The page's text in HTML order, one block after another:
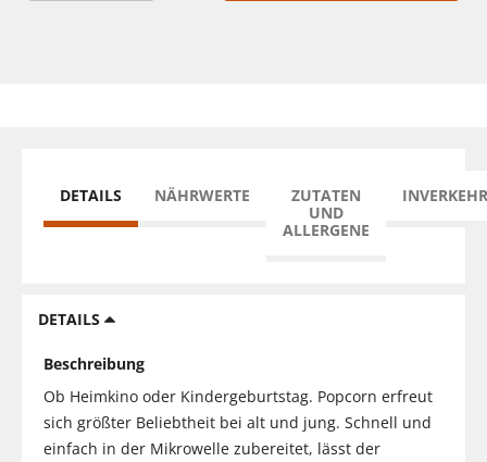
DETAILS NÄHRWERTE
ZUTATEN
UND
ALLERGENE
DETAILS
Beschreibung
Ob Heimkino oder Kindergeburtstag. Popcorn erfreut
sich größter Beliebtheit bei alt und jung. Schnell und
einfach in der Mikrowelle zubereitet, lässt der